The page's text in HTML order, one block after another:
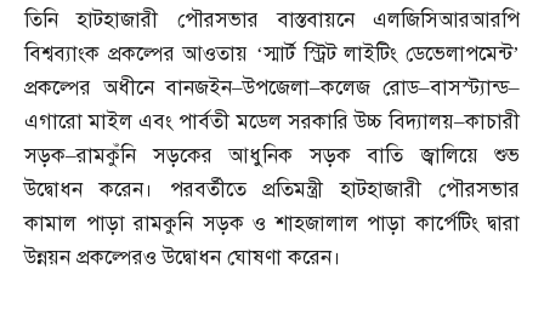
তিনি হাটহাজারী পৌরসভার বাস্তবায়নে এলজিসিআরআরপি
বিশ্বব্যাংক প্রকল্পের আওতায় ‘স্মার্ট স্ট্রিট লাইটিং ডেভেলাপমেন্ট’
প্রকল্পের অধীনে বানজইন–উপজেলা–কলেজ রোড–বাসস্ট্যান্ড–
এগারো মাইল এবং পার্বতী মডেল সরকারি উচ্চ বিদ্যালয়–কাচারী
সড়ক–রামকুঁনি সড়কের আধুনিক সড়ক বাতি জ্বালিয়ে শুভ
উদ্বোধন করেন। পরবর্তীতে প্রতিমন্ত্রী হাটহাজারী পৌরসভার
কামাল পাড়া রামকুনি সড়ক ও শাহজালাল পাড়া কার্পেটিং দ্বারা
উন্নয়ন প্রকল্পেরও উদ্বোধন ঘোষণা করেন।